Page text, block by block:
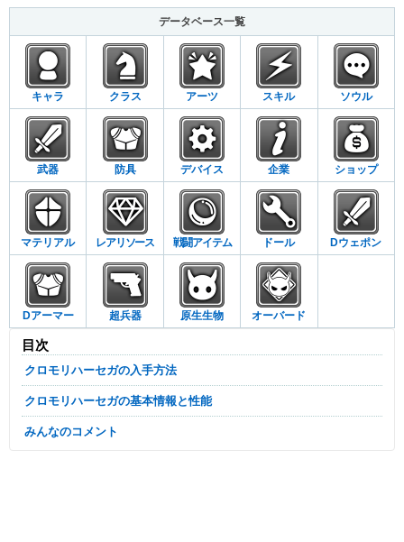
データベース一覧
キャラ クラス アーツ スキル ソウル
武器 防具 デバイス 企業 ショップ
マテリアル レアリソース 戦闘アイテム ドール Dウェポン
Dアーマー 超兵器 原生生物 オーバード
目次
クロモリハーセガの入手方法
クロモリハーセガの基本情報と性能
みんなのコメント